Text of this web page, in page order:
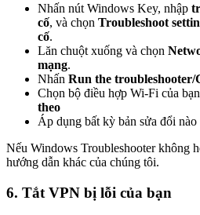
Nhấn nút Windows Key, nhập
cố, và chọn Troubleshoot
cố.
Lăn chuột xuống và chọn
mạng.
Nhấn Run the
Chọn bộ điều hợp Wi-Fi của
theo
Áp dụng bất kỳ bản sửa đổi
Nếu Windows Troubleshooter không
hướng dẫn khác của chúng tôi.
6. Tắt VPN bị lỗi của bạn